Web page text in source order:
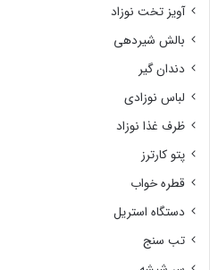
آویز تخت نوزاد
بالش شیردهی
دندان گیر
لباس نوزادی
ظرف غذا نوزاد
پتو کارترز
قطره خواب
دستگاه استریل
تب سنج